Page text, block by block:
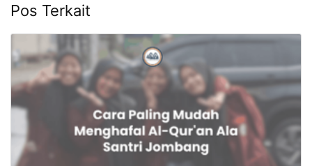
Pos Terkait